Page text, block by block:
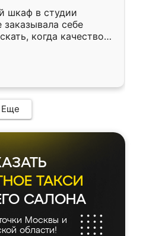
шкаф в студии
заказывала себе
когда качеством
кухня уже почти
Еще
ТАКСИ
САЛОНА
Москвы и
области!